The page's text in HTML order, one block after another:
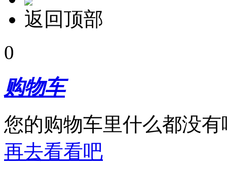
返回顶部
0
购物车
您的购物车里什么都没有
再去看看吧